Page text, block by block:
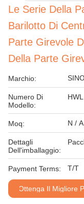
Le Serie Della
Barilotto Di
Parte Girevole
Della Parte
Marchio:
Numero Di
Modello:
Moq: N / A
Dettagli
Dell'imballaggio:
Payment Terms: T/T
Ottenga Il Migliore